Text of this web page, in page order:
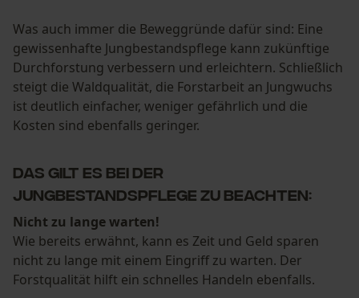
Was auch immer die Beweggründe dafür sind: Eine
gewissenhafte Jungbestandspflege kann zukünftige
Durchforstung verbessern und erleichtern. Schließlich
steigt die Waldqualität, die Forstarbeit an Jungwuchs
ist deutlich einfacher, weniger gefährlich und die
Kosten sind ebenfalls geringer.
Das gilt es bei der
Jungbestandspflege zu beachten:
Nicht zu lange warten!
Wie bereits erwähnt, kann es Zeit und Geld sparen
nicht zu lange mit einem Eingriff zu warten. Der
Forstqualität hilft ein schnelles Handeln ebenfalls.